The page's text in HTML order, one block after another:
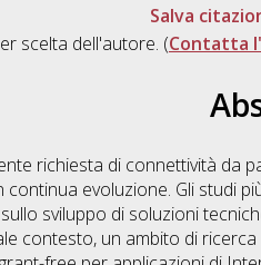
Salva
scelta dell'autore. (Contatta
richiesta di connettività da
continua evoluzione. Gli studi
sviluppo di soluzioni
contesto, un ambito di